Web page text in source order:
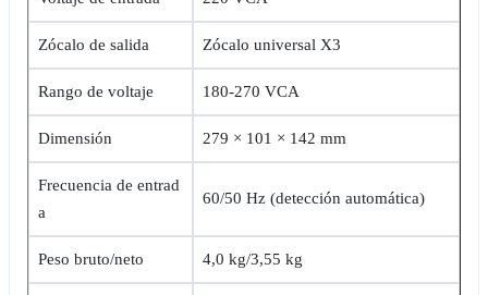
Zócalo de salida Zócalo universal X3
Rango de voltaje 180-270 VCA
Dimensión 279 × 101 × 142 mm
Frecuencia de entrad
a
60/50 Hz (detección automática)
Peso bruto/neto 4,0 kg/3,55 kg